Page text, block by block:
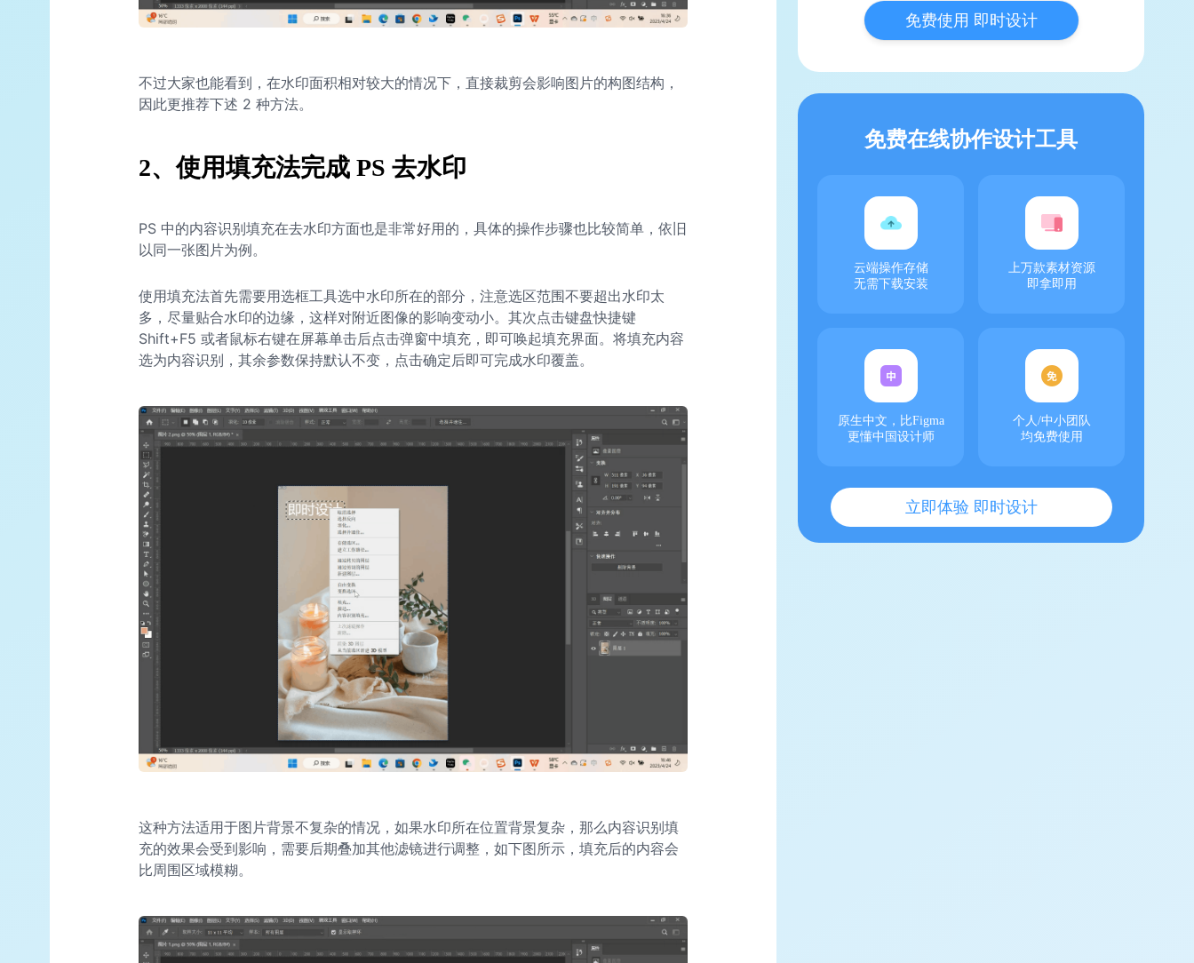
不过大家也能看到，在水印面积相对较大的情况下，直接裁剪会影响图片的构图结构，
因此更推荐下述 2 种方法。
2、使用填充法完成 PS 去水印
PS 中的内容识别填充在去水印方面也是非常好用的，具体的操作步骤也比较简单，依旧
以同一张图片为例。
使用填充法首先需要用选框工具选中水印所在的部分，注意选区范围不要超出水印太
多，尽量贴合水印的边缘，这样对附近图像的影响变动小。其次点击键盘快捷键
Shift+F5 或者鼠标右键在屏幕单击后点击弹窗中填充，即可唤起填充界面。将填充内容
选为内容识别，其余参数保持默认不变，点击确定后即可完成水印覆盖。
这种方法适用于图片背景不复杂的情况，如果水印所在位置背景复杂，那么内容识别填
充的效果会受到影响，需要后期叠加其他滤镜进行调整，如下图所示，填充后的内容会
比周围区域模糊。
免费使用 即时设计
免费在线协作设计工具
云端操作存储
无需下载安装
上万款素材资源
即拿即用
原生中文，比Figma
更懂中国设计师
个人/中小团队
均免费使用
立即体验 即时设计